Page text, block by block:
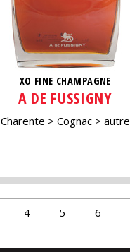
XO FINE CHAMPAGNE
A DE FUSSIGNY
Charente Cognac autre
4 5 6